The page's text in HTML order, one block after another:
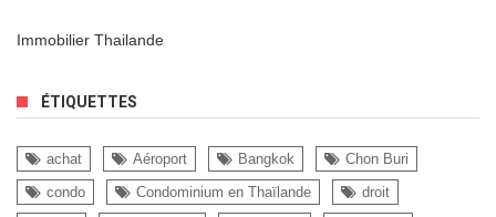
Immobilier Thailande
ÉTIQUETTES
achat Aéroport Bangkok
Chon Buri
condo
Condominium en Thaïlande
droit